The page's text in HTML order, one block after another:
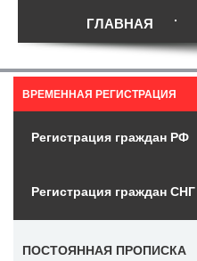
ГЛАВНАЯ
ВРЕМЕННАЯ РЕГИСТРАЦИЯ
Регистрация граждан РФ
Регистрация граждан СНГ
ПОСТОЯННАЯ ПРОПИСКА